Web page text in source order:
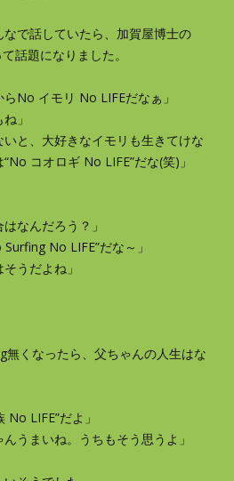
で話していたら、加賀屋博士の
話題になりました。
らNo イモリ No LIFEだなぁ」
」
いと、大好きなイモリも生きてけな
コオロギ No LIFE”だな(笑)」
なんだろう？」
No LIFE”だな～」
うだよね」
無くなったら、父ちゃんの人生はな
No LIFE”だよ」
うまいね。うちもそう思うよ」